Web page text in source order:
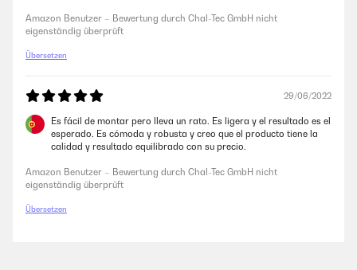
Amazon Benutzer – Bewertung durch Chal-Tec GmbH nicht
eigenständig überprüft
Übersetzen
29/06/2022
Es fácil de montar pero lleva un rato. Es ligera y el resultado es el
esperado. Es cómoda y robusta y creo que el producto tiene la
calidad y resultado equilibrado con su precio.
Amazon Benutzer – Bewertung durch Chal-Tec GmbH nicht
eigenständig überprüft
Übersetzen